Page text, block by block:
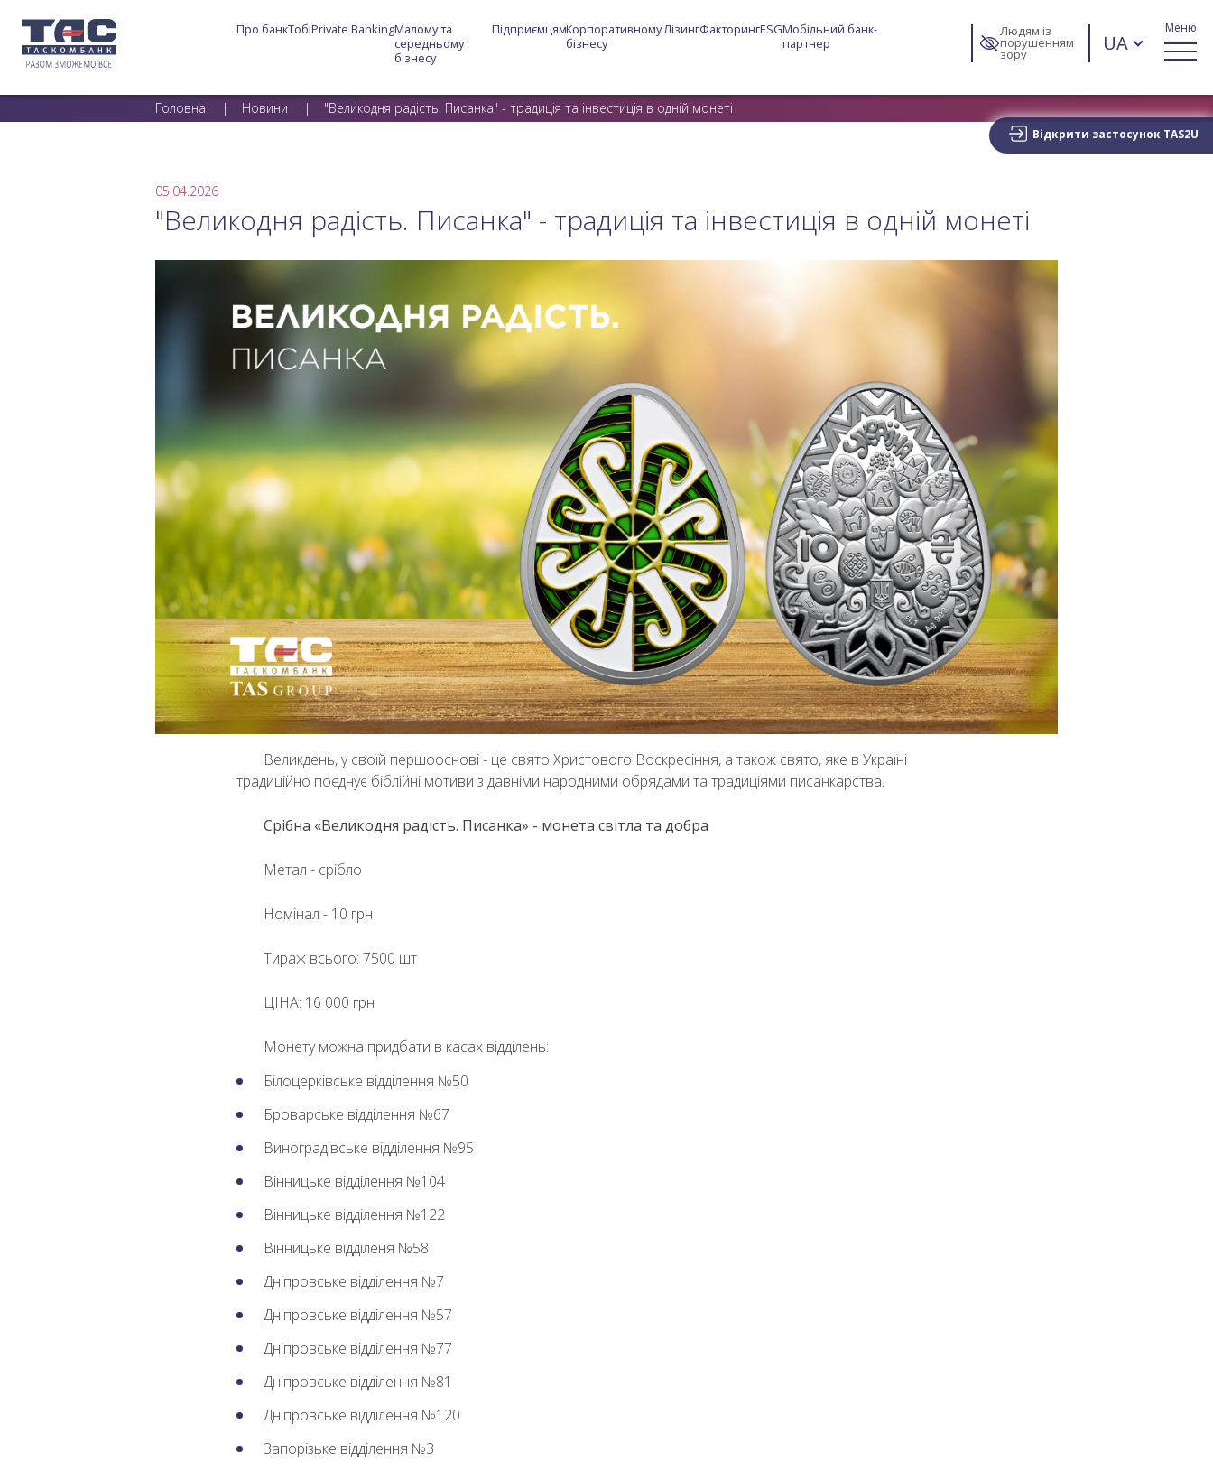
Про банкТобіPrivate BankingМалому та
середньому
бізнесу
ПідприємцямКорпоративному
бізнесу
ЛізингФакторингESGМобільний банк-
партнер
Людям із
порушенням
зору UA
Відкрити застосунок TAS2U
Меню
Головна Новини "Великодня радість. Писанка" - традиція та інвестиція в одній монеті
05.04.2026
"Великодня радість. Писанка" - традиція та інвестиція в одній монеті
Великдень, у своїй першооснові - це свято Христового Воскресіння, а також свято, яке в Україні
традиційно поєднує біблійні мотиви з давніми народними обрядами та традиціями писанкарства.
Срібна «Великодня радість. Писанка» - монета світла та добра
Метал - срібло
Номінал - 10 грн
Тираж всього: 7500 шт
ЦІНА: 16 000 грн
Монету можна придбати в касах відділень:
Білоцерківське відділення №50
Броварське відділення №67
Виноградівське відділення №95
Вінницьке відділення №104
Вінницьке відділення №122
Вінницьке відділеня №58
Дніпровське відділення №7
Дніпровське відділення №57
Дніпровське відділення №77
Дніпровське відділення №81
Дніпровське відділення №120
Запорізьке відділення №3